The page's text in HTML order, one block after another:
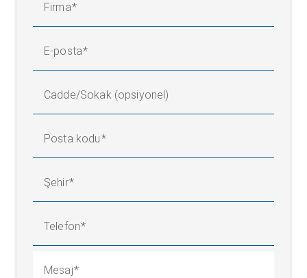
Firma
E-posta
Cadde/Sokak (opsiyonel)
Posta kodu
Şehir
Telefon
Mesaj